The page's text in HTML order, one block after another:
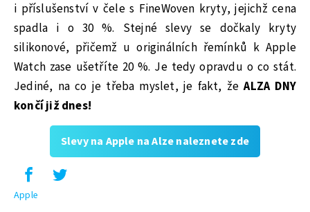
i příslušenství v čele s FineWoven kryty, jejichž cena
spadla i o 30 %. Stejné slevy se dočkaly kryty
silikonové, přičemž u originálních řemínků k Apple
Watch zase ušetříte 20 %. Je tedy opravdu o co stát.
Jediné, na co je třeba myslet, je fakt, žeALZA DNY
končí již dnes!
Slevy na Apple na Alze naleznete zde
Apple